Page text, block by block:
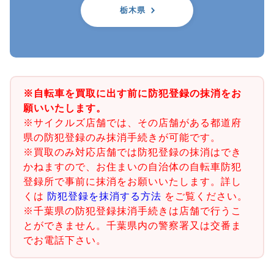
栃木県
※自転車を買取に出す前に防犯登録の抹消をお
願いいたします。
※サイクルズ店舗では、その店舗がある都道府
県の防犯登録のみ抹消手続きが可能です。
※買取のみ対応店舗では防犯登録の抹消はでき
かねますので、お住まいの自治体の自転車防犯
登録所で事前に抹消をお願いいたします。詳し
くは 防犯登録を抹消する方法 をご覧ください。
※千葉県の防犯登録抹消手続きは店舗で行うこ
とができません。千葉県内の警察署又は交番ま
でお電話下さい。